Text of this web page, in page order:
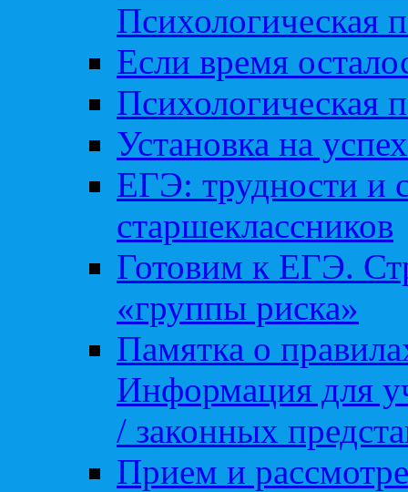
Психологическая
Если время
Психологическая
Установка на успех
ЕГЭ: трудности и
старшеклассников
Готовим к ЕГЭ.
«группы риска»
Памятка о
Информация для
/ законных
Прием и